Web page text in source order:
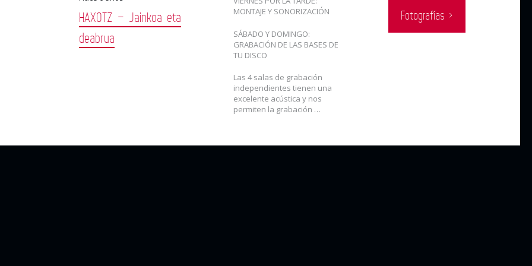
HAXOTZ – Jainkoa eta
deabrua
MONTAJE Y SONORIZACIÓN
SÁBADO Y DOMINGO:
GRABACIÓN DE LAS BASES DE
TU DISCO
Las 4 salas de grabación
independientes tienen una
excelente acústica y nos
permiten la grabación …
Fotografías ›